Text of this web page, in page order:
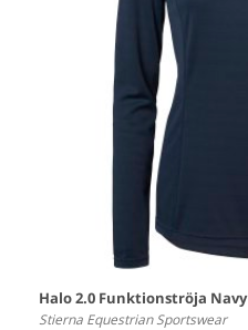
Halo 2.0 Funktionströja Navy
Stierna Equestrian Sportswear